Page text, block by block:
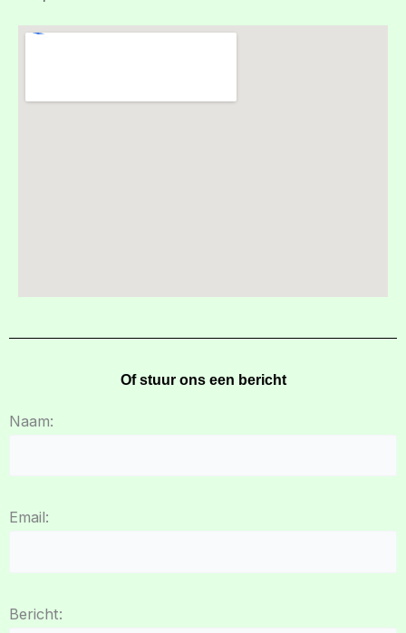
Of stuur ons een bericht
Naam:
Email:
Bericht: